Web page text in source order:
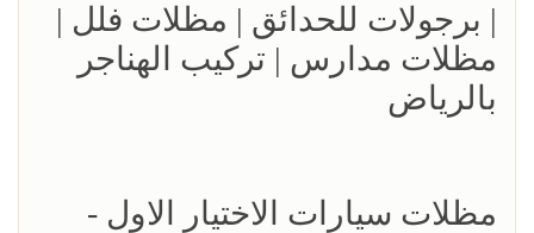
| برجولات للحدائق | مظلات فلل |
مظلات مدارس | تركيب الهناجر
بالرياض
مظلات سيارات الاختيار الاول -